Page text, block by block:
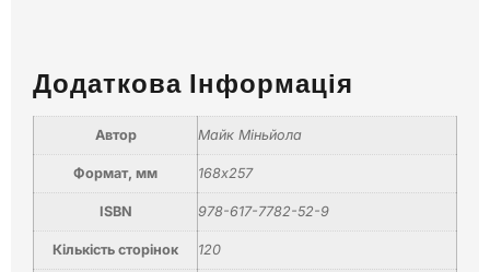
Додаткова Інформація
Автор Майк Міньйола
Формат, мм 168х257
ISBN 978-617-7782-52-9
Кількість сторінок 120